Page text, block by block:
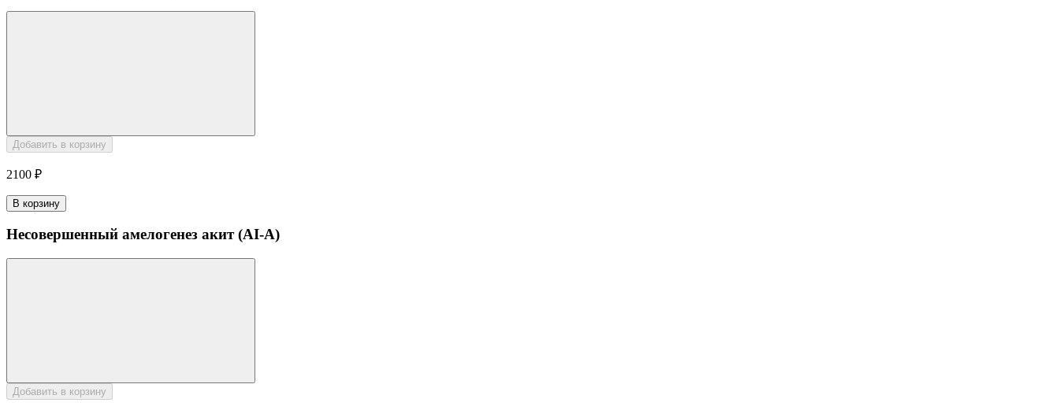
Добавить в корзину
2100 ₽
В корзину
Несовершенный амелогенез акит (AI-A)
Добавить в корзину